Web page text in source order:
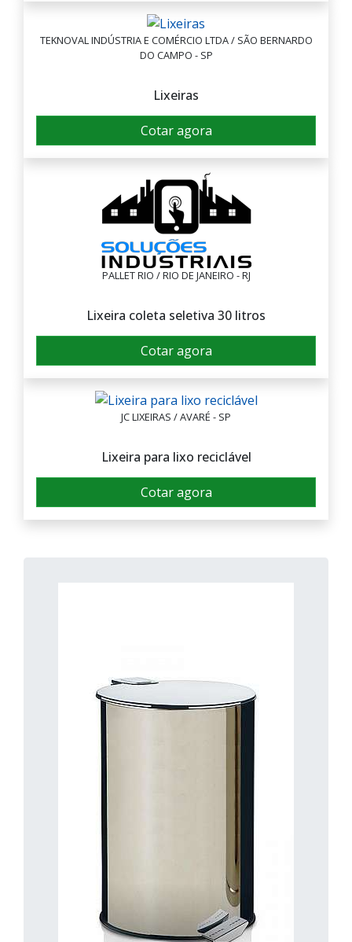
TEKNOVAL INDÚSTRIA E COMÉRCIO LTDA / SÃO BERNARDO
DO CAMPO - SP
Lixeiras
Cotar agora
PALLET RIO / RIO DE JANEIRO - RJ
Lixeira coleta seletiva 30 litros
Cotar agora
JC LIXEIRAS / AVARÉ - SP
Lixeira para lixo reciclável
Cotar agora